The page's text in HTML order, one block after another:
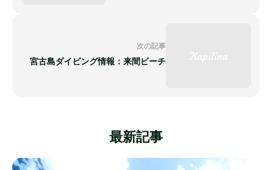
次の記事
宮古島ダイビング情報：来間ビーチ
最新記事